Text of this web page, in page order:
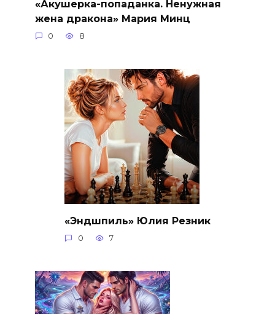
«Акушерка-попаданка. Ненужная
жена дракона» Мария Минц
0 8
«Эндшпиль» Юлия Резник
0 7